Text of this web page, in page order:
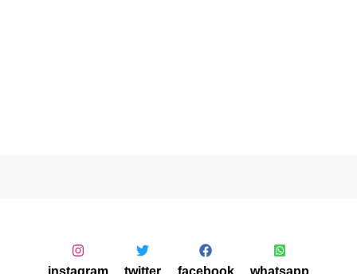
whatsapp
facebook
twitter
instagram